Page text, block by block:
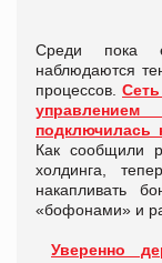
Среди пока
наблюдаются
процессов.
подключилась
Как сообщили
холдинга,
накапливать
«бофонами» и
Уверенно